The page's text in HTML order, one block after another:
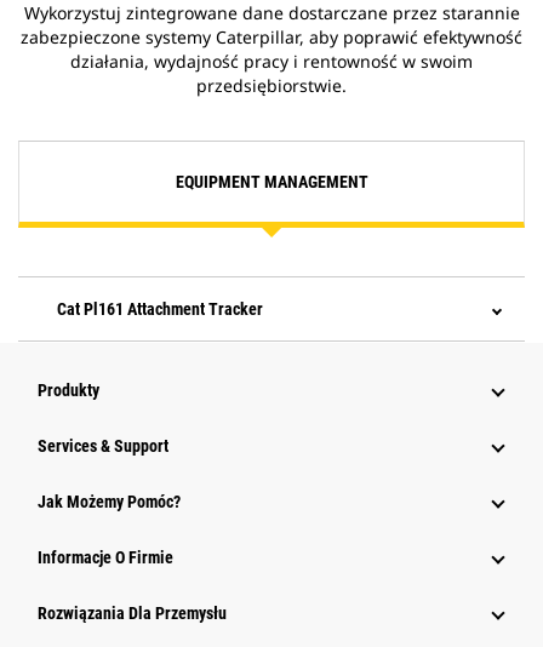
Wykorzystuj zintegrowane dane dostarczane przez starannie
zabezpieczone systemy Caterpillar, aby poprawić efektywność
działania, wydajność pracy i rentowność w swoim
przedsiębiorstwie.
EQUIPMENT MANAGEMENT
Cat Pl161 Attachment Tracker
Produkty
Services & Support
Jak Możemy Pomóc?
Informacje O Firmie
Rozwiązania Dla Przemysłu